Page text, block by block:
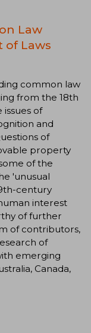
Law
of Laws
common law
from the 18th
issues of
and
of
property
of the
'unusual
century
interest
of further
of contributors,
of
emerging
Canada,